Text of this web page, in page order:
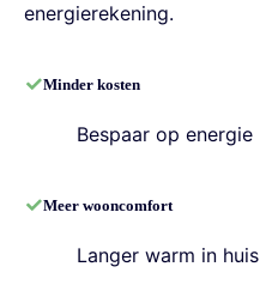
energierekening.
Minder kosten
Bespaar op energie
Meer wooncomfort
Langer warm in huis